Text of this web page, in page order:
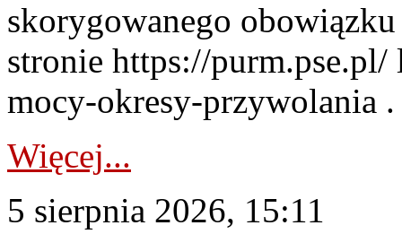
skorygowanego
stronie https://
mocy-okresy-przywolania
Więcej...
5 sierpnia 2026, 15:11